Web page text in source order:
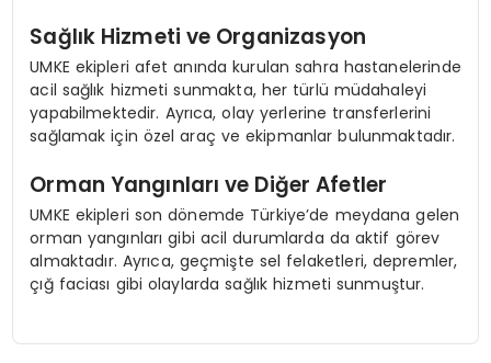
Sağlık Hizmeti ve Organizasyon
UMKE ekipleri afet anında kurulan sahra hastanelerinde
acil sağlık hizmeti sunmakta, her türlü müdahaleyi
yapabilmektedir. Ayrıca, olay yerlerine transferlerini
sağlamak için özel araç ve ekipmanlar bulunmaktadır.
Orman Yangınları ve Diğer Afetler
UMKE ekipleri son dönemde Türkiye’de meydana gelen
orman yangınları gibi acil durumlarda da aktif görev
almaktadır. Ayrıca, geçmişte sel felaketleri, depremler,
çığ faciası gibi olaylarda sağlık hizmeti sunmuştur.